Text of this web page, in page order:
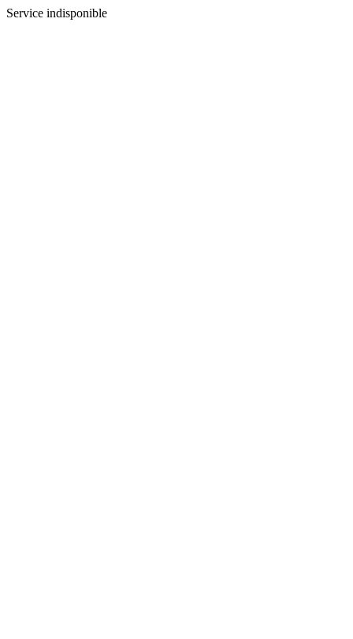
Service indisponible